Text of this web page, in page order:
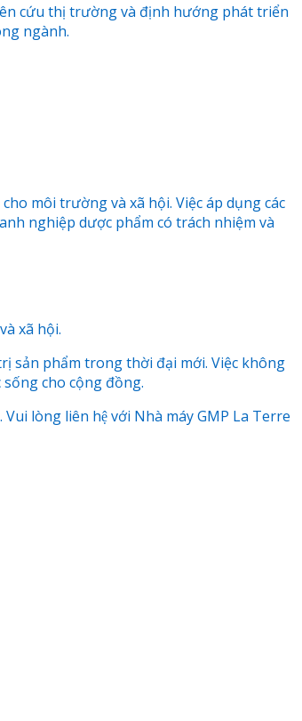
cứu thị trường và định hướng phát triển
ngành.
môi trường và xã hội. Việc áp dụng các
nghiệp dược phẩm có trách nhiệm và
xã hội.
sản phẩm trong thời đại mới. Việc không
cho cộng đồng.
lòng liên hệ với Nhà máy GMP La Terre